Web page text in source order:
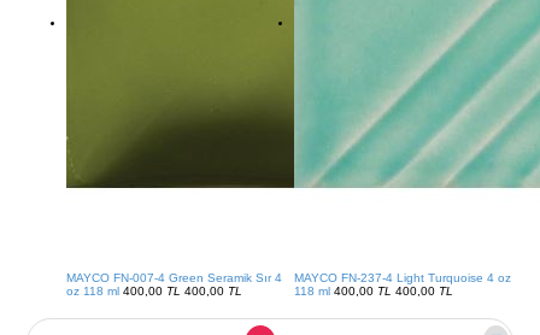
MAYCO FN-007-4 Green Seramik Sır 4
oz 118 ml 400,00 TL 400,00 TL
MAYCO FN-237-4 Light Turquoise 4 oz
118 ml 400,00 TL 400,00 TL